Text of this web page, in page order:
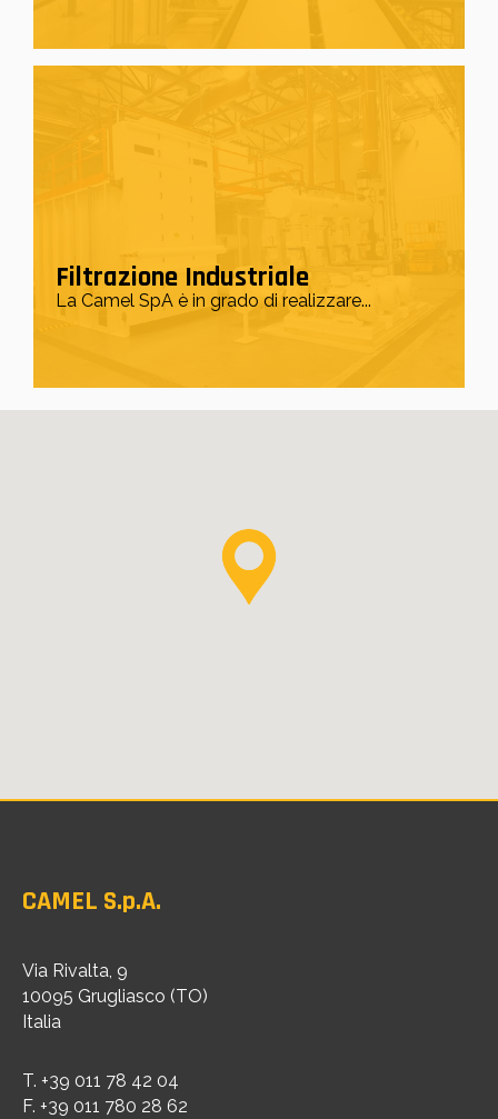
Filtrazione Industriale
La Camel SpA è in grado di realizzare...
CAMEL S.p.A.
Via Rivalta, 9
10095 Grugliasco (TO)
Italia
T. +39 011 78 42 04
F. +39 011 780 28 62